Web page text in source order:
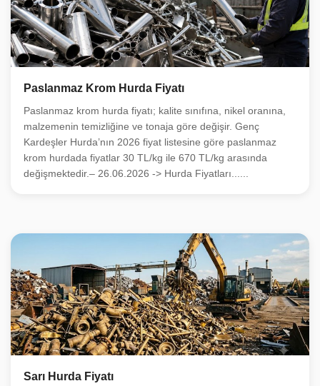
Paslanmaz Krom Hurda Fiyatı
Paslanmaz krom hurda fiyatı; kalite sınıfına, nikel oranına,
malzemenin temizliğine ve tonaja göre değişir. Genç
Kardeşler Hurda’nın 2026 fiyat listesine göre paslanmaz
krom hurdada fiyatlar 30 TL/kg ile 670 TL/kg arasında
değişmektedir.– 26.06.2026 -> Hurda Fiyatları......
Sarı Hurda Fiyatı